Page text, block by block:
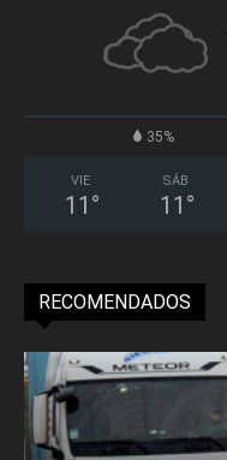
35%
VIE
11 °
SÁB
11 °
RECOMENDADOS